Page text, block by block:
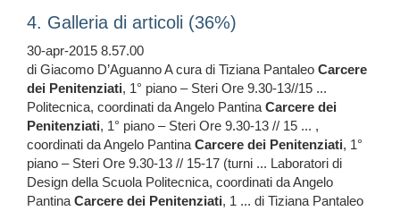
4. Galleria di articoli (36%)
30-apr-2015 8.57.00
di Giacomo D’Aguanno A cura di Tiziana Pantaleo Carcere
dei Penitenziati, 1° piano – Steri Ore 9.30-13//15 ...
Politecnica, coordinati da Angelo PantinaCarcere dei
Penitenziati, 1° piano – Steri Ore 9.30-13 // 15 ... ,
coordinati da Angelo PantinaCarcere dei Penitenziati, 1°
piano – Steri Ore 9.30-13 // 15-17 (turni ... Laboratori di
Design della Scuola Politecnica, coordinati da Angelo
PantinaCarcere dei Penitenziati, 1 ... di Tiziana Pantaleo